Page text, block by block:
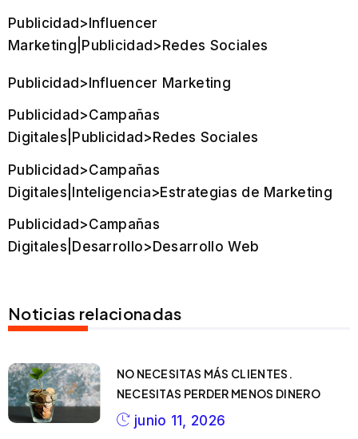
Publicidad>Influencer
Marketing|Publicidad>Redes Sociales
Publicidad>Influencer Marketing
Publicidad>Campañas
Digitales|Publicidad>Redes Sociales
Publicidad>Campañas
Digitales|Inteligencia>Estrategias de Marketing
Publicidad>Campañas
Digitales|Desarrollo>Desarrollo Web
Noticias relacionadas
NO NECESITAS MÁS CLIENTES.
NECESITAS PERDER MENOS DINERO
junio 11, 2026